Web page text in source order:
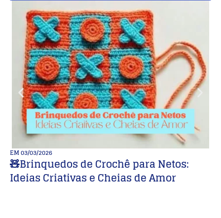
EM03/03/2026
🧸Brinquedos de Crochê para Netos:
Ideias Criativas e Cheias de Amor